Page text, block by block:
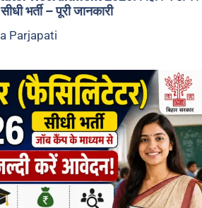
भर्ती – पूरी जानकारी
Parjapati